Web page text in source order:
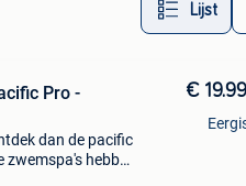
Lijst
Pro -
dan de pacific
hebben
€